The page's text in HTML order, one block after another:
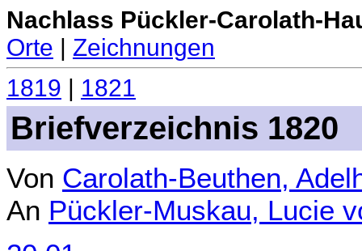
Nachlass Pückler-Carolath-
Orte | Zeichnungen
1819
1821
Briefverzeichnis 1820
Von Carolath-Beuthen,
An Pückler-Muskau, Lucie